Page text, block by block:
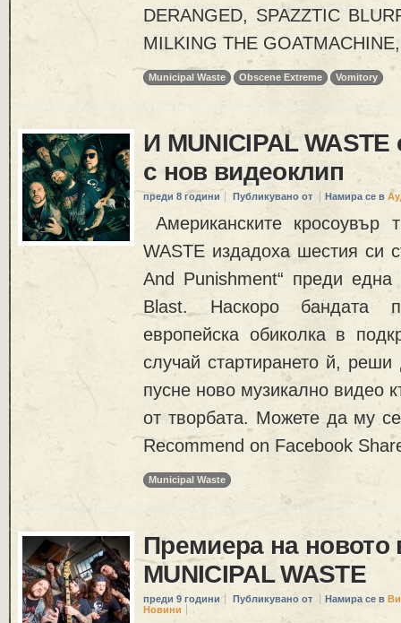
DERANGED, SPAZZTIC
MILKING THE
Municipal Waste Obscene Extreme Vomitory
И MUNICIPAL WASTE
с нов видеоклип
преди 8 години Публикувано от Намира се в
Американските кросоувър
WASTE издадоха шестия си
And Punishment“ преди една
Blast. Наскоро бандата
европейска обиколка в
случай стартирането й, реши
пусне ново музикално видео
от творбата. Можете да му
Recommend on Facebook
Municipal Waste
Премиера на новото
MUNICIPAL WASTE
преди 9 години Публикувано от Намира се в
Новини